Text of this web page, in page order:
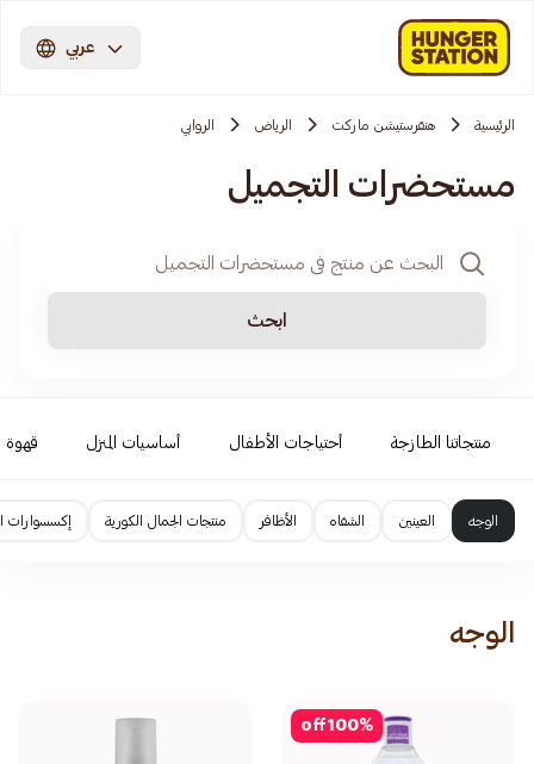
عربي
الرئيسية هنقرستيشن ماركت الرياض الروابي
مستحضرات التجميل
ابحث
منتجاتنا الطازجة أحتياجات الأطفال أساسيات المنزل
الوجه العينين الشفاه الأظافر منتجات الجمال الكورية إكسسوارات
الوجه
100%
off